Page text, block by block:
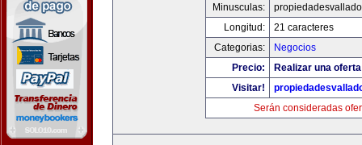
Minusculas:
Longitud:
21 caracteres
Categorias:
Negocios
Precio:
Realizar una
Visitar!
Serán consideradas